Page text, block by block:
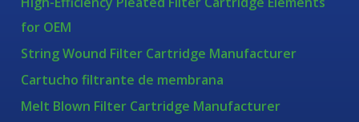
for OEM
String Wound Filter Cartridge Manufacturer
Cartucho filtrante de membrana
Melt Blown Filter Cartridge Manufacturer